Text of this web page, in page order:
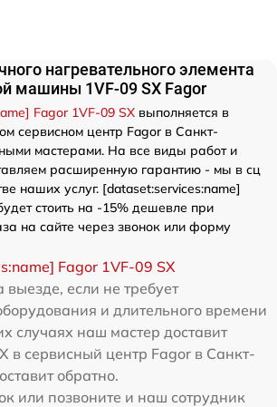
нагревательного элемента
машины 1VF-09 SX Fagor
Fagor 1VF-09 SX выполняется в
сервисном центр Fagor в Санкт-
мастерами. На все виды работ и
расширенную гарантию - мы в сц
наших услуг. [dataset:services:name]
стоить на -15% дешевле при
на сайте через звонок или форму
Fagor 1VF-09 SX
выезде, если не требует
и длительного времени
случаях наш мастер доставит
в сервисный центр Fagor в Санкт-
обратно.
или позвоните и наш сотрудник